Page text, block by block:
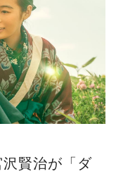
賢治が「ダ